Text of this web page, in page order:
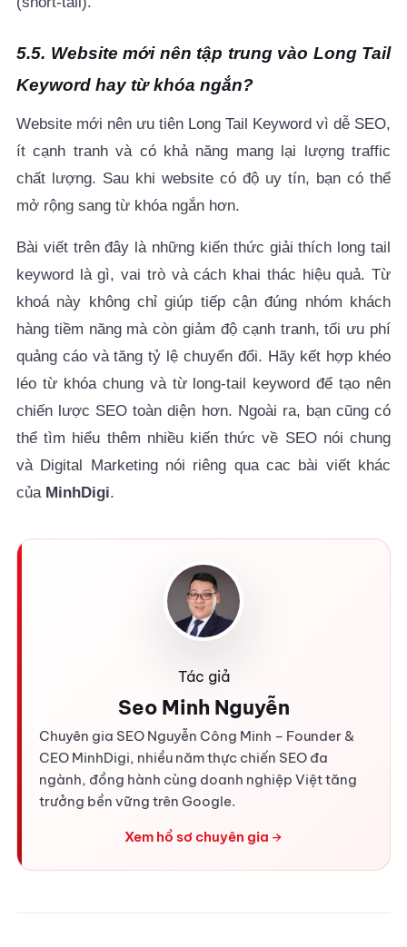
5.5. Website mới nên tập trung vào Long Tail
Keyword hay từ khóa ngắn?
Website mới nên ưu tiên Long Tail Keyword vì dễ SEO,
ít cạnh tranh và có khả năng mang lại lượng traffic
chất lượng. Sau khi website có độ uy tín, bạn có thể
mở rộng sang từ khóa ngắn hơn.
Bài viết trên đây là những kiến thức giải thích long tail
keyword là gì, vai trò và cách khai thác hiệu quả. Từ
khoá này không chỉ giúp tiếp cận đúng nhóm khách
hàng tiềm năng mà còn giảm độ cạnh tranh, tối ưu phí
quảng cáo và tăng tỷ lệ chuyển đổi. Hãy kết hợp khéo
léo từ khóa chung và từ long-tail keyword để tạo nên
chiến lược SEO toàn diện hơn. Ngoài ra, bạn cũng có
thể tìm hiểu thêm nhiều kiến thức về SEO nói chung
và Digital Marketing nói riêng qua cac bài viết khác
của MinhDigi.
Tác giả
Seo Minh Nguyễn
Chuyên gia SEO Nguyễn Công Minh – Founder &
CEO MinhDigi, nhiều năm thực chiến SEO đa
ngành, đồng hành cùng doanh nghiệp Việt tăng
trưởng bền vững trên Google.
Xem hồ sơ chuyên gia